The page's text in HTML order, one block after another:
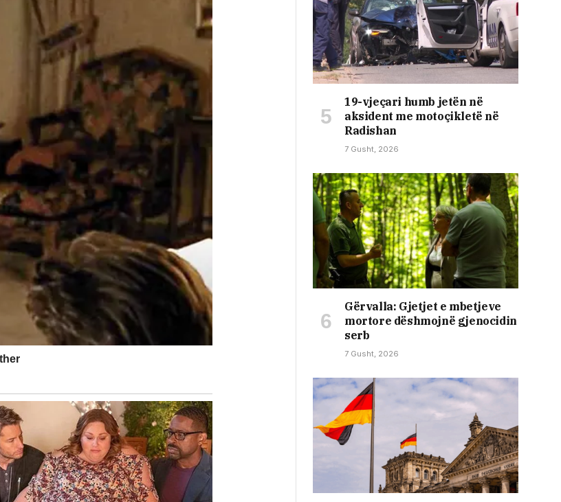
19-vjeçari humb jetën në
aksident me motoçikletë në
Radishan
7 Gusht, 2026
Gërvalla: Gjetjet e mbetjeve
mortore dëshmojnë gjenocidin
serb
7 Gusht, 2026